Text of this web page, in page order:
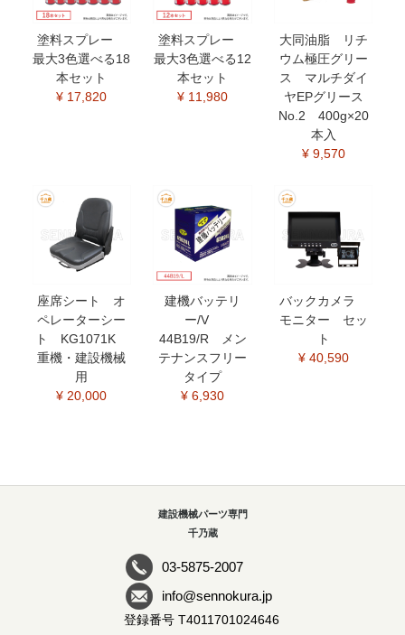
塗料スプレー
最大3色選べる18
本セット
¥ 17,820
塗料スプレー
最大3色選べる12
本セット
¥ 11,980
大同油脂 リチ
ウム極圧グリー
ス マルチダイ
ヤEPグリース
No.2 400g×20
本入
¥ 9,570
座席シート オ
ペレーターシー
ト KG1071K
重機・建設機械
用
¥ 20,000
建機バッテリ
ー/V
44B19/R メン
テナンスフリー
タイプ
¥ 6,930
バックカメラ
モニター セッ
ト
¥ 40,590
建設機械パーツ専門
千乃蔵
03-5875-2007
info@sennokura.jp
登録番号 T4011701024646